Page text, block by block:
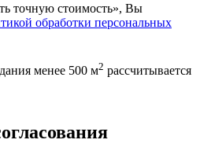
точную стоимость», Вы
обработки персональных
менее 500 м2 рассчитывается